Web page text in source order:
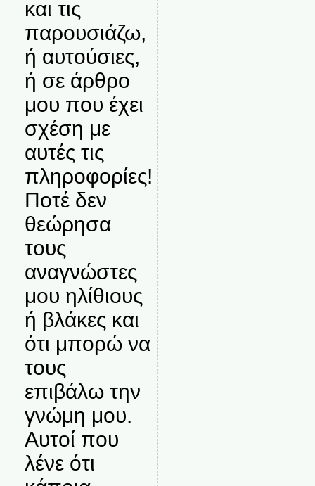
και τις
παρουσιάζω,
ή αυτούσιες,
ή σε άρθρο
μου που έχει
σχέση με
αυτές τις
πληροφορίες!
Ποτέ δεν
θεώρησα
τους
αναγνώστες
μου ηλίθιους
ή βλάκες και
ότι μπορώ να
τους
επιβάλω την
γνώμη μου.
Αυτοί που
λένε ότι